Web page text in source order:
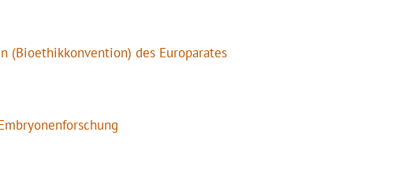
(Bioethikkonvention) des Europarates